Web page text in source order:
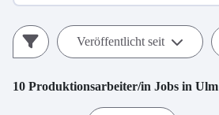
Veröffentlicht seit
10 Produktionsarbeiter/in Jobs in Ulm